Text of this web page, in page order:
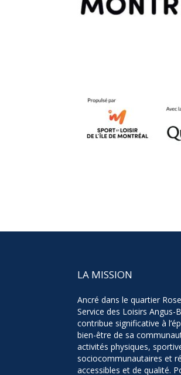
LA MISSION
Ancré dans le quartier
Service des Loisirs Angus-
contribue significative à
bien-être de sa
activités physiques,
sociocommunautaires et
accessibles et de qualité.